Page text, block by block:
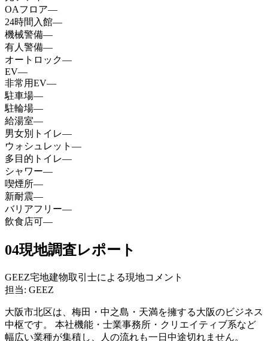
OAフロア—
24時間入館—
機械警備—
有人警備—
オートロック—
EV—
非常用EV—
駐車場—
駐輪場—
給湯室—
男女別トイレ—
ウォシュレット —
多目的トイレ—
シャワー—
喫煙所—
新耐震—
バリアフリー—
飲食店可—
04現地調査レポート
GEEZ宅地建物取引士による現地コメント
担当: GEEZ
大阪市北区は、梅田・中之島・天満を擁する大阪のビジネス
中枢です。 本社機能・士業事務所・クリエイティブ系など
幅広い業種が集積し、人の流れも一日中途切れません。